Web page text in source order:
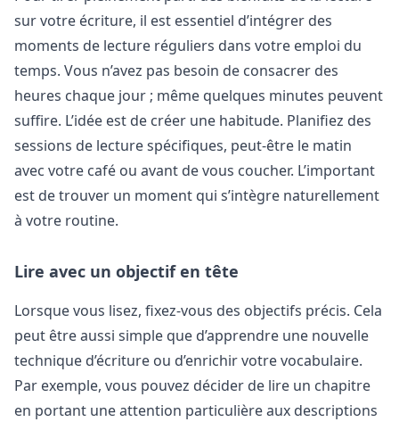
sur votre écriture, il est essentiel d’intégrer des
moments de lecture réguliers dans votre emploi du
temps. Vous n’avez pas besoin de consacrer des
heures chaque jour ; même quelques minutes peuvent
suffire. L’idée est de créer une habitude. Planifiez des
sessions de lecture spécifiques, peut-être le matin
avec votre café ou avant de vous coucher. L’important
est de trouver un moment qui s’intègre naturellement
à votre routine.
Lire avec un objectif en tête
Lorsque vous lisez, fixez-vous des objectifs précis. Cela
peut être aussi simple que d’apprendre une nouvelle
technique d’écriture ou d’enrichir votre vocabulaire.
Par exemple, vous pouvez décider de lire un chapitre
en portant une attention particulière aux descriptions